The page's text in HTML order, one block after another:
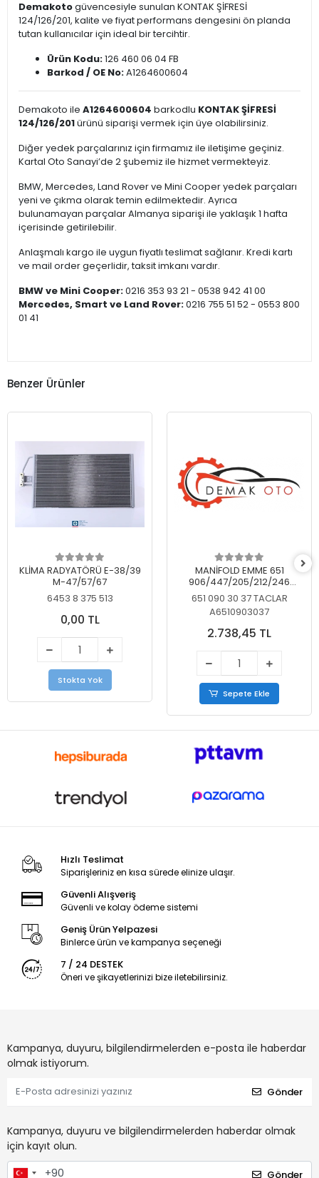
Demakotogüvencesiyle sunulan KONTAK ŞİFRESİ
124/126/201, kalite ve fiyat performans dengesini ön planda
tutan kullanıcılar için ideal bir tercihtir.
Ürün Kodu:126 460 06 04 FB
Barkod / OE No:A1264600604
Demakoto ile A1264600604 barkodlu KONTAK ŞİFRESİ
124/126/201ürünü siparişi vermek için üye olabilirsiniz.
Diğer yedek parçalarınız için firmamız ile iletişime geçiniz.
Kartal Oto Sanayi’de 2 şubemiz ile hizmet vermekteyiz.
BMW, Mercedes, Land Rover ve Mini Cooper yedek parçaları
yeni ve çıkma olarak temin edilmektedir. Ayrıca
bulunamayan parçalar Almanya siparişi ile yaklaşık 1 hafta
içerisinde getirilebilir.
Anlaşmalı kargo ile uygun fiyatlı teslimat sağlanır. Kredi kartı
ve mail order geçerlidir, taksit imkanı vardır.
BMW ve Mini Cooper:0216 353 93 21 - 0538 942 41 00
Mercedes, Smart ve Land Rover:0216 755 51 52 - 0553 800
01 41
Benzer Ürünler
KLİMA RADYATÖRÜ E-38/39
M-47/57/67
6453 8 375 513
0,00 TL
Stokta Yok
MANİFOLD EMME 651
906/447/205/212/246
KELEBEKSİZ
651 090 30 37 TACLAR
A6510903037
2.738,45 TL
Sepete Ekle
Hızlı Teslimat
Siparişleriniz en kısa sürede elinize ulaşır.
Güvenli Alışveriş
Güvenli ve kolay ödeme sistemi
Geniş Ürün Yelpazesi
Binlerce ürün ve kampanya seçeneği
7 / 24 DESTEK
Öneri ve şikayetlerinizi bize iletebilirsiniz.
Kampanya, duyuru, bilgilendirmelerden e-posta ile haberdar
olmak istiyorum.
Gönder
Kampanya, duyuru ve bilgilendirmelerden haberdar olmak
için kayıt olun.
Gönder